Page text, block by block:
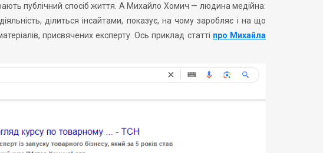
публічний спосіб життя. А Михайло Хомич — людина медійна:
ділиться інсайтами, показує, на чому заробляє і на що
присвячених експерту. Ось приклад статті про Михайла